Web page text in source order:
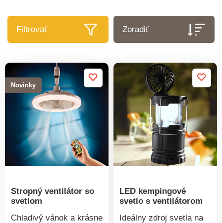
Filtrovať Zoradiť
Novinky
Stropný ventilátor so
svetlom
Chladivý vánok a krásne
LED kempingové
svetlo s ventilátorom
Ideálny zdroj svetla na